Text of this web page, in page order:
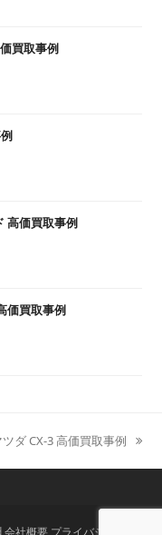
買取事例
高価買取事例
価買取事例
ツダ CX-3 高価買取事例
会社概要 プライバシーポリ